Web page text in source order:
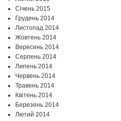
Січень 2015
Грудень 2014
Листопад 2014
Жовтень 2014
Вересень 2014
Серпень 2014
Липень 2014
Червень 2014
Травень 2014
Квітень 2014
Березень 2014
Лютий 2014